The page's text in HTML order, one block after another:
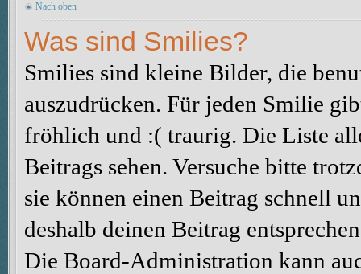
Nach oben
Was sind Smilies?
Smilies sind kleine Bilder, die
auszudrücken. Für jeden Smilie
fröhlich und :( traurig. Die Liste
Beitrags sehen. Versuche bitte
sie können einen Beitrag schnell
deshalb deinen Beitrag
Die Board-Administration kann